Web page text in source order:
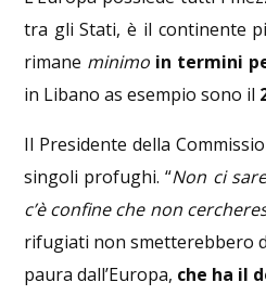
tra gli Stati, è il continente
rimane minimo in termini
in Libano as esempio sono il
Il Presidente della
singoli profughi. “Non ci
c’è confine che non
rifugiati non smetterebbero
paura dall’Europa, che ha il